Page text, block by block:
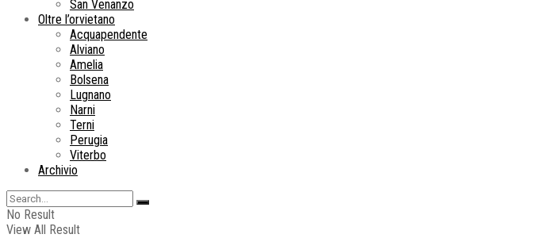
San Venanzo
Oltre l’orvietano
Acquapendente
Alviano
Amelia
Bolsena
Lugnano
Narni
Terni
Perugia
Viterbo
Archivio
No Result
View All Result